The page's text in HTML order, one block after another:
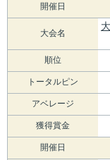
開催日
大会名
順位
トータルピン
アベレージ
獲得賞金
開催日